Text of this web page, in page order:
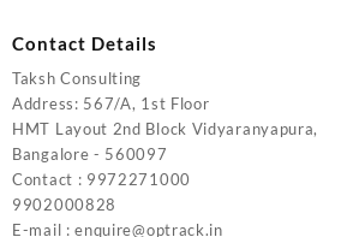
Contact Details
Taksh Consulting
Address: 567/A, 1st Floor
HMT Layout 2nd Block Vidyaranyapura,
Bangalore - 560097
Contact : 9972271000
9902000828
E-mail : enquire@optrack.in